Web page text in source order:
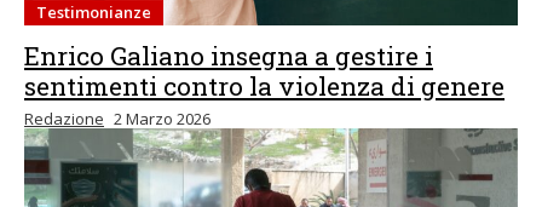
Testimonianze
Enrico Galiano insegna a gestire i
sentimenti contro la violenza di genere
Redazione 2 Marzo 2026